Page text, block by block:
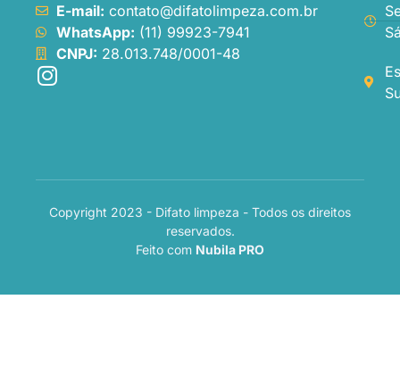
E-mail: contato@difatolimpeza.com.br
WhatsApp: (11) 99923-7941
CNPJ: 28.013.748/0001-48
Copyright 2023 - Difato limpeza - Todos os direitos
reservados.
Feito com Nubila PRO